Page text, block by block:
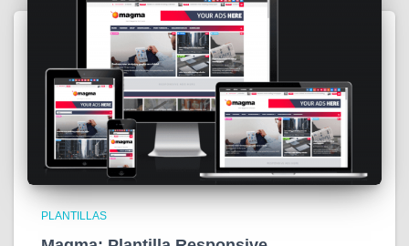
PLANTILLAS